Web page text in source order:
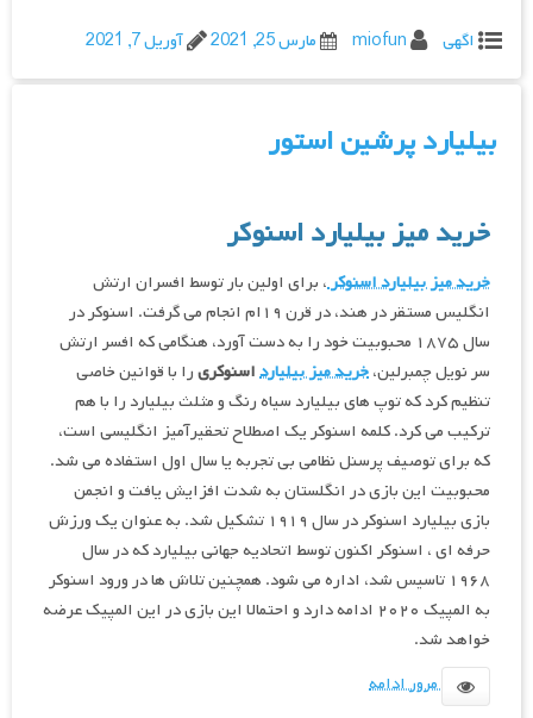
اگهی miofun مارس 25, 2021 آوریل 7, 2021
بیلیارد پرشین استور
خرید میز بیلیارد اسنوکر
خرید میز بیلیارد اسنوکر، برای اولین بار توسط افسران ارتش
انگلیس مستقر در هند، در قرن ۱۹ام انجام می گرفت. اسنوکر در
سال ۱۸۷۵ محبوبیت خود را به دست آورد، هنگامی که افسر ارتش
سر نویل چمبرلین،خرید میز بیلیارداسنوکریرا با قوانین خاصی
تنظیم کرد که توپ های بیلیارد سیاه رنگ و مثلث بیلیارد را با هم
ترکیب می کرد. کلمه اسنوکر یک اصطلاح تحقیرآمیز انگلیسی است،
که برای توصیف پرسنل نظامی بی تجربه یا سال اول استفاده می شد.
محبوبیت این بازی در انگلستان به شدت افزایش یافت و انجمن
بازی بیلیارد اسنوکر در سال ۱۹۱۹ تشکیل شد. به عنوان یک ورزش
حرفه ای ، اسنوکر اکنون توسط اتحادیه جهانی بیلیارد که در سال
۱۹۶۸ تاسیس شد، اداره می شود. همچنین تلاش ها در ورود اسنوکر
به المپیک ۲۰۲۰ ادامه دارد و احتمالا این بازی در این المپیک عرضه
خواهد شد.
مرور ادامه